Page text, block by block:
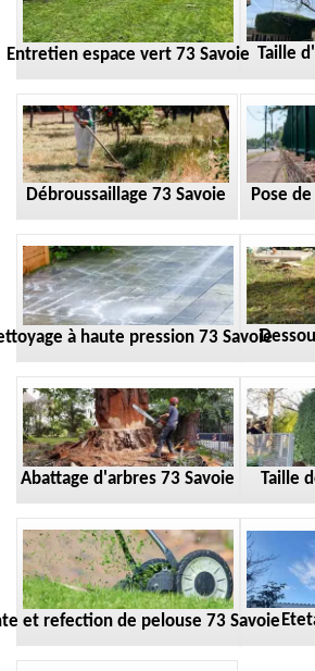
Entretien espace vert 73 Savoie Taille
Débroussaillage 73 Savoie Pose
à haute pression 73 Savoie
Abattage d'arbres 73 Savoie Taille
et refection de pelouse 73 Savoie